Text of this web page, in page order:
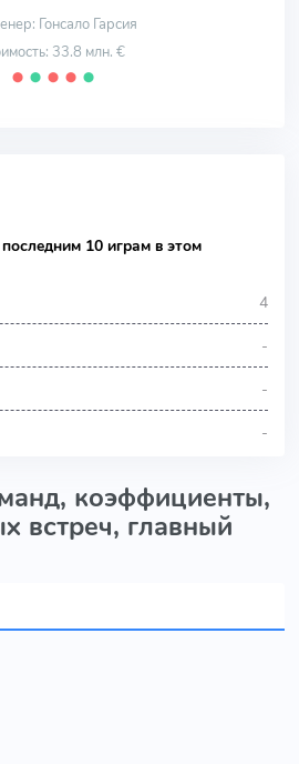
Гонсало Гарсия
33.8 млн. €
⬤ ⬤ ⬤ ⬤ ⬤
10 играм в этом
4
-
-
-
коэффициенты,
встреч, главный